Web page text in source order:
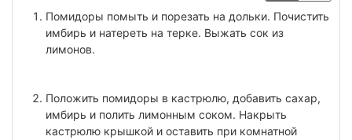
Помидоры помыть и порезать на дольки. Почистить
имбирь и натереть на терке. Выжать сок из
лимонов.
Положить помидоры в кастрюлю, добавить сахар,
имбирь и полить лимонным соком. Накрыть
кастрюлю крышкой и оставить при комнатной